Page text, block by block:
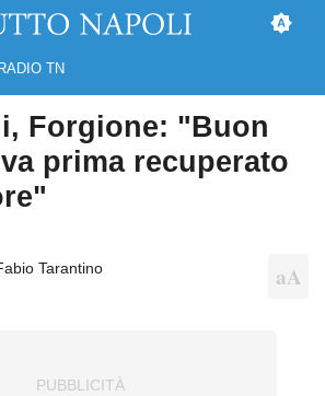
RADIO TN
Forgione: "Buon
prima recuperato
Tarantino